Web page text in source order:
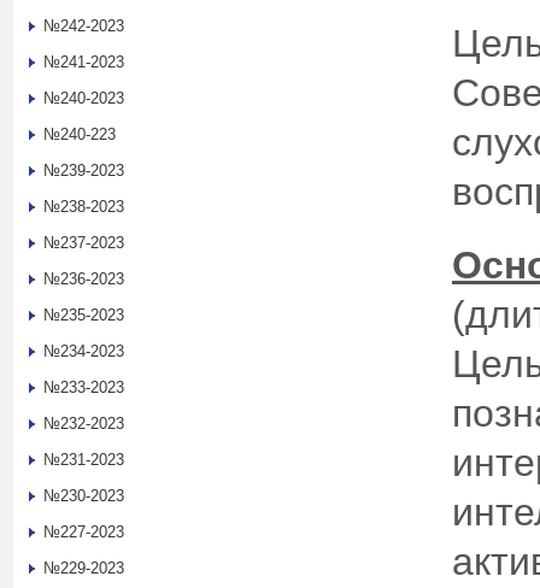
№242-2023
№241-2023
№240-2023
№240-223
№239-2023
№238-2023
№237-2023
№236-2023
№235-2023
№234-2023
№233-2023
№232-2023
№231-2023
№230-2023
№227-2023
№229-2023